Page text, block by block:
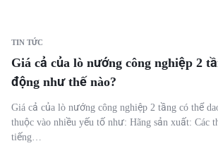
TIN TỨC
Giá cả của lò nướng công nghiệp 2
động như thế nào?
Giá cả của lò nướng công nghiệp 2 tầng có thể
thuộc vào nhiều yếu tố như: Hãng sản xuất: Các
tiếng…